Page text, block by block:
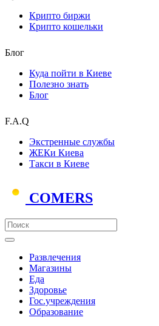
Крипто биржи
Крипто кошельки
Блог
Куда пойти в Киеве
Полезно знать
Блог
F.A.Q
Экстренные службы
ЖЕКи Киева
Такси в Киеве
COMERS
Развлечения
Магазины
Еда
Здоровье
Гос.учреждения
Образование